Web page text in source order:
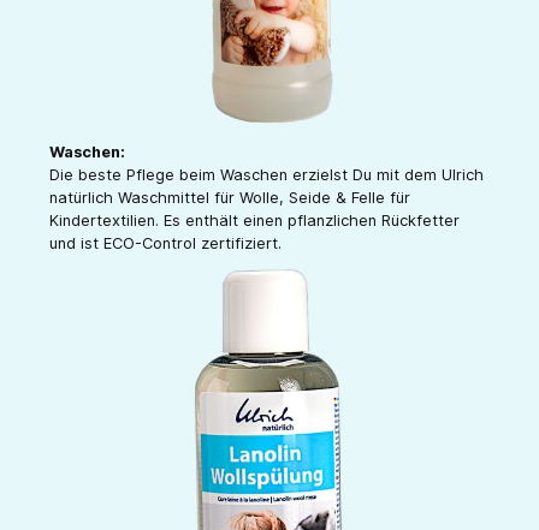
Waschen:
Die beste Pflege beim Waschen erzielst Du mit dem Ulrich
natürlich Waschmittel für Wolle, Seide & Felle für
Kindertextilien. Es enthält einen pflanzlichen Rückfetter
und ist ECO-Control zertifiziert.